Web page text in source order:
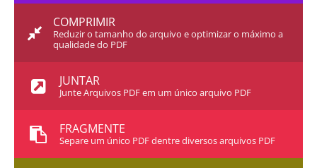
COMPRIMIR
Reduzir o tamanho do arquivo e optimizar o máximo a
qualidade do PDF
JUNTAR
Junte Arquivos PDF em um único arquivo PDF
FRAGMENTE
Separe um único PDF dentre diversos arquivos PDF